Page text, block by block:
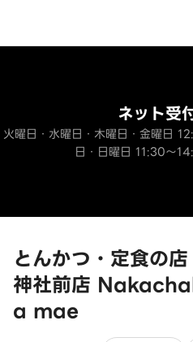
とんかつ・定食の
神社前店
a mae
ネット受
火曜日・水曜日・木曜日・金曜日
日・日曜日 11:30～